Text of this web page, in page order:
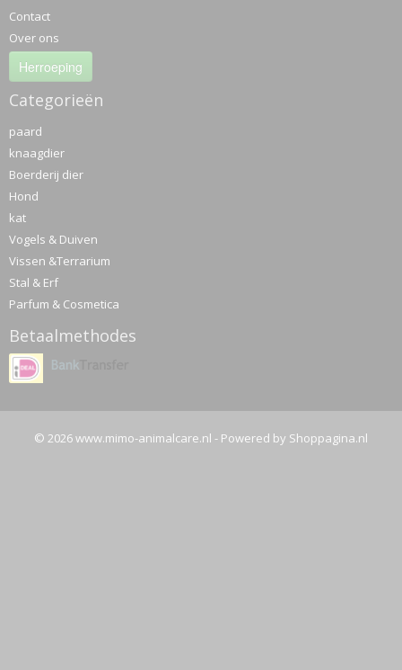
Contact
Over ons
Herroeping
Categorieën
paard
knaagdier
Boerderij dier
Hond
kat
Vogels & Duiven
Vissen &Terrarium
Stal & Erf
Parfum & Cosmetica
Betaalmethodes
© 2026 www.mimo-animalcare.nl - Powered by Shoppagina.nl